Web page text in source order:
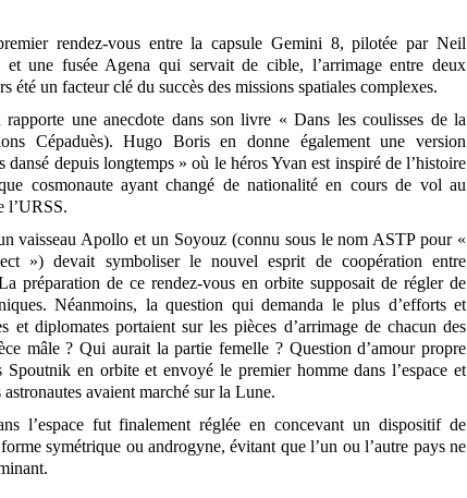
rendez-vous entre la capsule Gemini 8, pilotée par Neil
une fusée Agena qui servait de cible, l’arrimage entre deux
été un facteur clé du succès des missions spatiales complexes.
une anecdote dans son livre « Dans les coulisses de la
Cépaduès). Hugo Boris en donne également une version
dansé depuis longtemps » où le héros Yvan est inspiré de l’histoire
cosmonaute ayant changé de nationalité en cours de vol au
l’URSS.
vaisseau Apollo et un Soyouz (connu sous le nom ASTP pour «
») devait symboliser le nouvel esprit de coopération entre
préparation de ce rendez-vous en orbite supposait de régler de
Néanmoins, la question qui demanda le plus d’efforts et
et diplomates portaient sur les pièces d’arrimage de chacun des
mâle ? Qui aurait la partie femelle ? Question d’amour propre
en orbite et envoyé le premier homme dans l’espace et
avaient marché sur la Lune.
l’espace fut finalement réglée en concevant un dispositif de
symétrique ou androgyne, évitant que l’un ou l’autre pays ne